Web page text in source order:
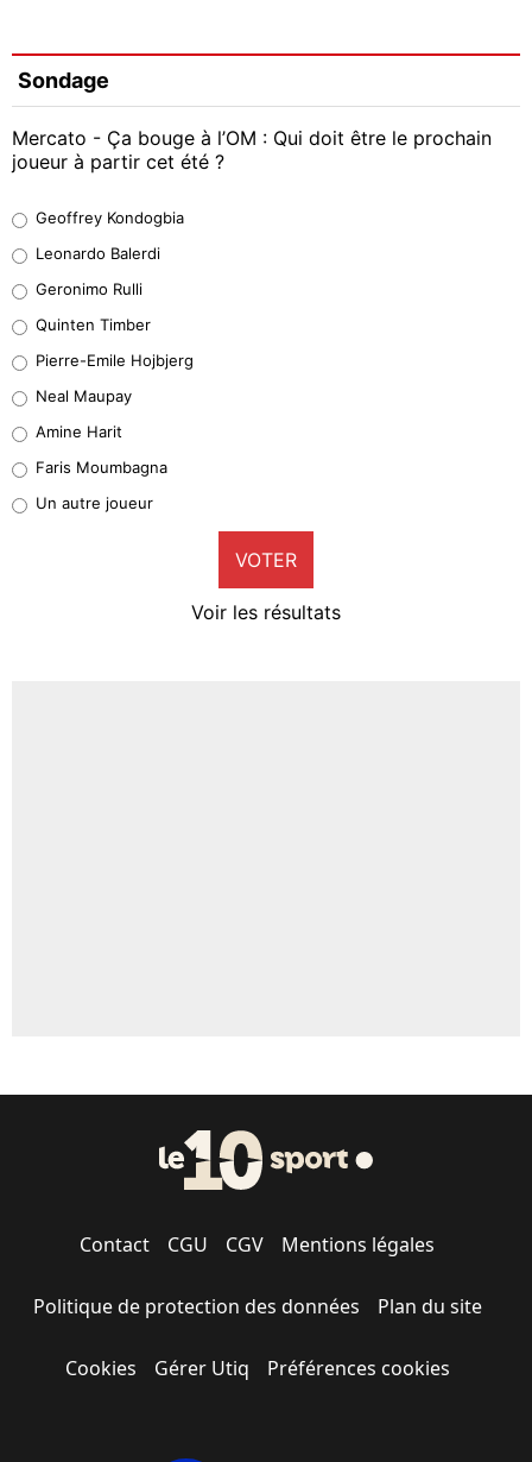
Sondage
Mercato - Ça bouge à l’OM : Qui doit être le prochain
joueur à partir cet été ?
38%
32%
5%
1%
9%
Geoffrey Kondogbia
Leonardo Balerdi
Geronimo Rulli
Quinten Timber
Pierre-Emile Hojbjerg
Neal Maupay
Amine Harit
Faris Moumbagna
Un autre joueur
VOTER
Voir les résultats
Contact CGU CGV Mentions légales
Politique de protection des données Plan du site
Cookies Gérer Utiq Préférences cookies